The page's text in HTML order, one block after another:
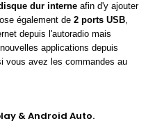
dur interne afin d'y ajouter
également de 2 ports USB,
depuis l'autoradio mais
applications depuis
vous avez les commandes au
& Android Auto.